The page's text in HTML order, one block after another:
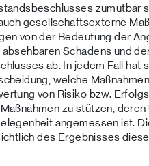
zumutbar
gesellschaftsexterne
von der Bedeutung der
absehbaren Schadens und
ab. In jedem Fall
welche
von Risiko bzw.
zu stützen,
angemessen ist.
des Ergebnisses